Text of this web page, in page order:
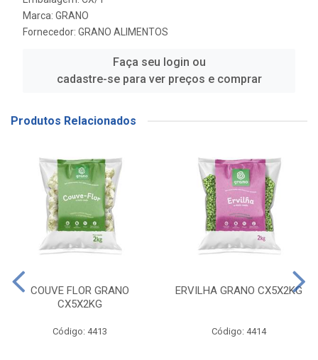
Marca: GRANO
Fornecedor: GRANO ALIMENTOS
Faça seu login ou
cadastre-se para ver preços e comprar
Produtos Relacionados
COUVE FLOR GRANO
CX5X2KG
Código: 4413
ERVILHA GRANO CX5X2KG
Código: 4414